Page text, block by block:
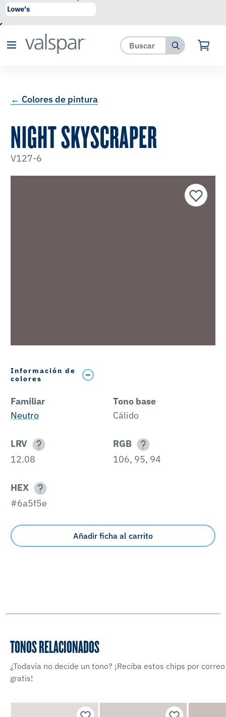
se ha agregado a favoritos.
← Colores de pintura
NIGHT SKYSCRAPER
V127-6
Información de
colores
Familiar
Neutro
Tono base
Cálido
LRV
12.08
RGB
106, 95, 94
HEX
#6a5f5e
Añadir ficha al carrito
TONOS RELACIONADOS
¿Todavía no decide un tono? ¡Reciba estos chips por correo
gratis!